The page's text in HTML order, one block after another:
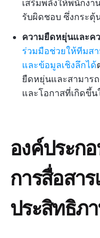
เสริมพลังให้พนักงา
รับผิดชอบ ซึ่งกระตุ้
ความยืดหยุ่นและค
ร่วมมือช่วยให้ทีมส
และข้อมูลเชิงลึกได้
ยืดหยุ่นและสามาร
และโอกาสที่เกิดขึ้น
องค์ประก
การสื่อสา
ประสิทธิภ